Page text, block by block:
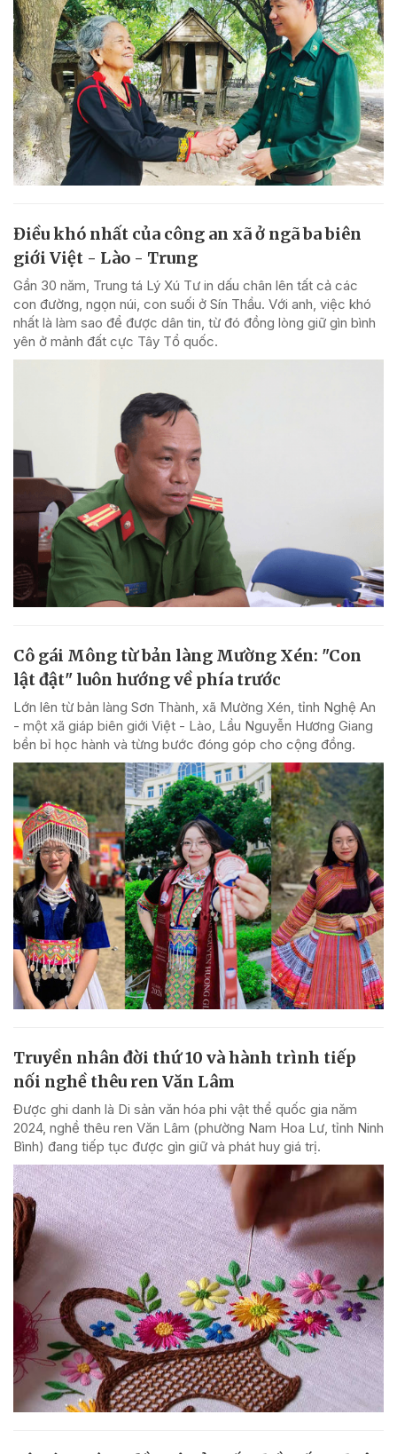
Điều khó nhất của công an xã ở ngã ba biên
giới Việt - Lào - Trung
Gần 30 năm, Trung tá Lý Xú Tư in dấu chân lên tất cả các
con đường, ngọn núi, con suối ở Sín Thầu. Với anh, việc khó
nhất là làm sao để được dân tin, từ đó đồng lòng giữ gìn bình
yên ở mảnh đất cực Tây Tổ quốc.
Cô gái Mông từ bản làng Mường Xén: "Con
lật đật" luôn hướng về phía trước
Lớn lên từ bản làng Sơn Thành, xã Mường Xén, tỉnh Nghệ An
- một xã giáp biên giới Việt - Lào, Lầu Nguyễn Hương Giang
bền bỉ học hành và từng bước đóng góp cho cộng đồng.
Truyền nhân đời thứ 10 và hành trình tiếp
nối nghề thêu ren Văn Lâm
Được ghi danh là Di sản văn hóa phi vật thể quốc gia năm
2024, nghề thêu ren Văn Lâm (phường Nam Hoa Lư, tỉnh Ninh
Bình) đang tiếp tục được gìn giữ và phát huy giá trị.